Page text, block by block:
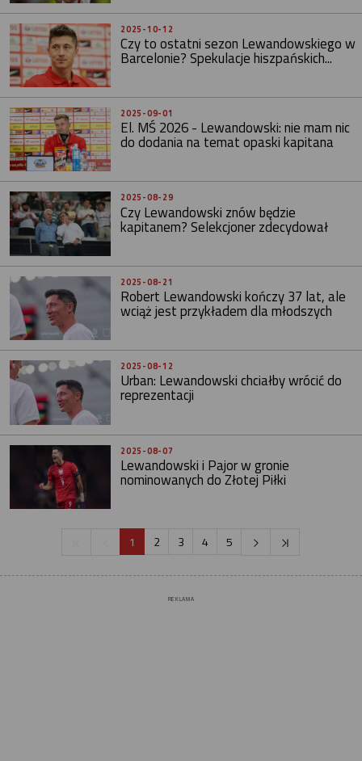
2025-10-12
Czy to ostatni sezon Lewandowskiego w
Barcelonie? Spekulacje hiszpańskich...
2025-09-01
El. MŚ 2026 - Lewandowski: nie mam nic
do dodania na temat opaski kapitana
2025-08-29
Czy Lewandowski znów będzie
kapitanem? Selekcjoner zdecydował
2025-08-21
Robert Lewandowski kończy 37 lat, ale
wciąż jest przykładem dla młodszych
2025-08-12
Urban: Lewandowski chciałby wrócić do
reprezentacji
2025-08-07
Lewandowski i Pajor w gronie
nominowanych do Złotej Piłki
1 2 3 4 5
REKLAMA